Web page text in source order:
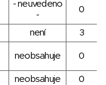
- neuvedeno
-
0
není
3
neobsahuje 0
neobsahuje 0